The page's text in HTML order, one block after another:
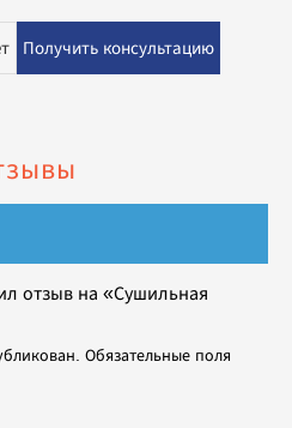
Получить консультацию
отзыв на «Сушильная
Обязательные поля